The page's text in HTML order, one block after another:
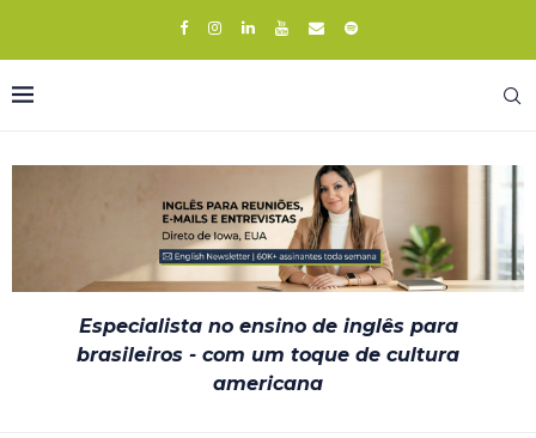
Especialista no ensino de inglês para
brasileiros - com um toque de cultura
americana